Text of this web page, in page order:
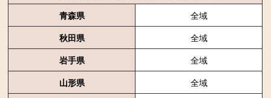
青森県
全域
秋田県
全域
岩手県
全域
山形県
全域